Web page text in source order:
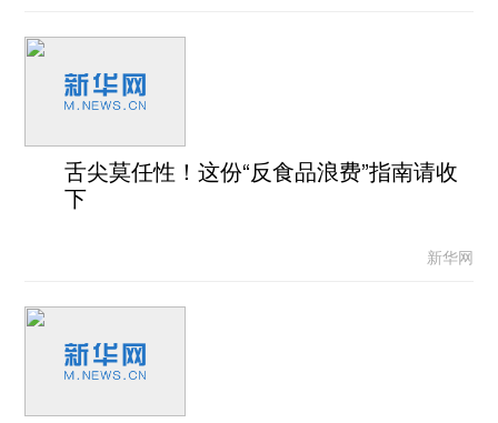
舌尖莫任性！这份“反食品浪费”指南请收
下
新华网